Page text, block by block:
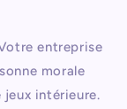
entreprise
morale
intérieure.